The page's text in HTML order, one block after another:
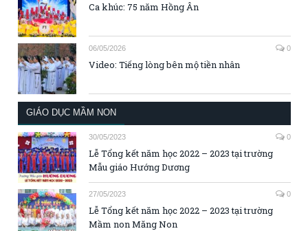
Ca khúc: 75 năm Hồng Ân
06/05/2026 0
Video: Tiếng lòng bên mộ tiền nhân
GIÁO DỤC MẦM NON
30/05/2023 0
Lễ Tổng kết năm học 2022 – 2023 tại trường
Mẫu giáo Hướng Dương
27/05/2023 0
Lễ Tổng kết năm học 2022 – 2023 tại trường
Mầm non Măng Non